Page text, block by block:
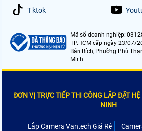
Tiktok
Mã số doanh nghiệp:
TP.HCM cấp ngày 23/07/
Bán Bích, Phường Phú
Minh
ĐƠN VỊ TRỰC TIẾP THI CÔNG LẮP ĐẶT
NINH
Lắp Camera Vantech Giá Rẻ